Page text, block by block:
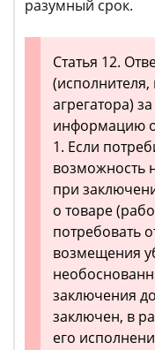
разумный срок.
Статья 12.
агрегатора)
информацию о
1. Если
возможность
при
о товаре
потребовать
возмещения
заключения
заключен, в
его